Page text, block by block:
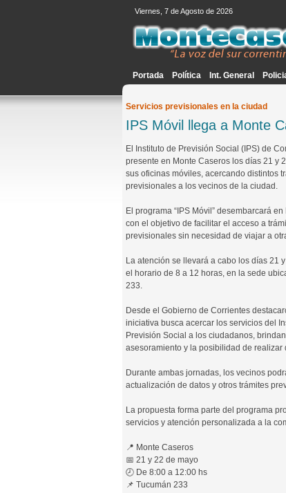
Viernes, 7 de Agosto de 2026
Portada Política Int. General
Servicios previsionales en la ciudad
IPS Móvil llega a Monte
El Instituto de Previsión Social (IPS) de
presente en Monte Caseros los días 21 y
sus oficinas móviles, acercando distintos
previsionales a los vecinos de la ciudad.
El programa “IPS Móvil” desembarcará
con el objetivo de facilitar el acceso a
previsionales sin necesidad de viajar a
La atención se llevará a cabo los días 21
el horario de 8 a 12 horas, en la sede
233.
Desde el Gobierno de Corrientes
iniciativa busca acercar los servicios del
Previsión Social a los ciudadanos,
asesoramiento y la posibilidad de
Durante ambas jornadas, los vecinos
actualización de datos y otros trámites
La propuesta forma parte del programa
servicios y atención personalizada a la
📍 Monte Caseros
📅 21 y 22 de mayo
🕗 De 8:00 a 12:00 hs
📌 Tucumán 233